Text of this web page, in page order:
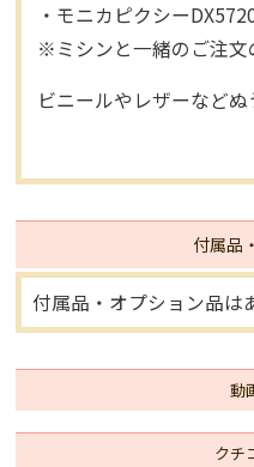
・モニカピクシー
※ミシンと一緒のご注文
ビニールやレザーなどぬ
付属品
付属品・オプション品は
動
クチ